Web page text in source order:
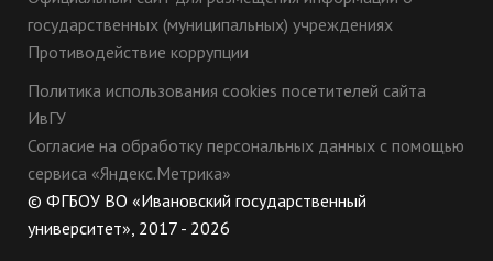
государственных (муниципальных) учреждениях
Противодействие коррупции
Политика использования cookies посетителей сайта
ИвГУ
Согласие на обработку персональных данных с помощью
сервиса «Яндекс.Метрика»
© ФГБОУ ВО «Ивановский государственный
университет», 2017 - 2026